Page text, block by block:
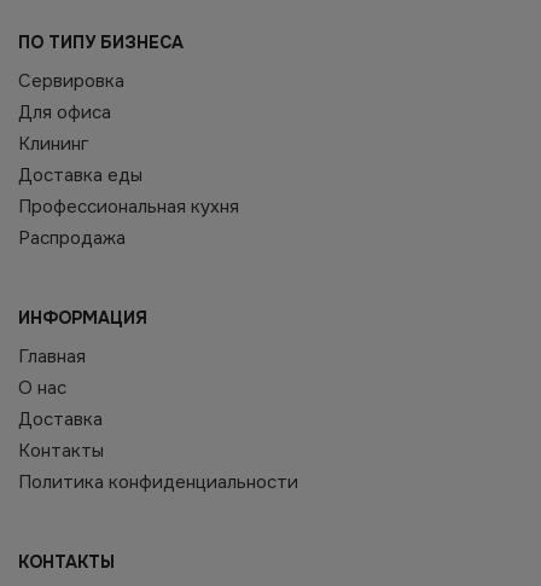
ПО ТИПУ БИЗНЕСА
Сервировка
Для офиса
Клининг
Доставка еды
Профессиональная кухня
Распродажа
ИНФОРМАЦИЯ
Главная
О нас
Доставка
Контакты
Политика конфиденциальности
КОНТАКТЫ